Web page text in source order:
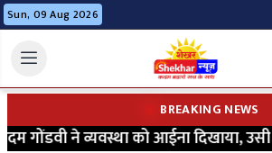
Sun, 09 Aug 2026
BREAKING NEWS
ने व्यवस्था को आईना दिखाया, उसी